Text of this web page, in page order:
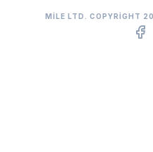
MILE LTD. COPYRIGHT